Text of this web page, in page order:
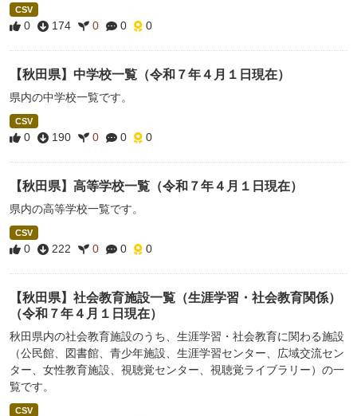
CSV
0 174 0 0 0
【秋田県】中学校一覧（令和７年４月１日現在）
県内の中学校一覧です。
CSV
0 190 0 0 0
【秋田県】高等学校一覧（令和７年４月１日現在）
県内の高等学校一覧です。
CSV
0 222 0 0 0
【秋田県】社会教育施設一覧（生涯学習・社会教育関係）
（令和７年４月１日現在）
秋田県内の社会教育施設のうち、生涯学習・社会教育に関わる施設
（公民館、図書館、青少年施設、生涯学習センター、広域交流セン
ター、女性教育施設、視聴覚センター、視聴覚ライブラリー）の一
覧です。
CSV